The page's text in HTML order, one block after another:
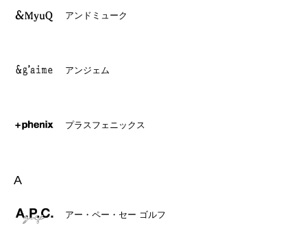
アンドミューク
アンジェム
プラスフェニックス
A
アー・ペー・セー ゴルフ